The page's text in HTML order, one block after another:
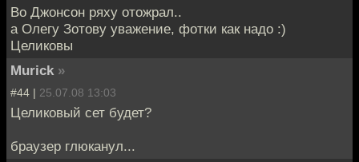
Во Джонсон ряху отожрал..
а Олегу Зотову уважение, фотки как надо :)
Целиковы
Murick »
#44 | 25.07.08 13:03
Целиковый сет будет?
браузер глюканул...